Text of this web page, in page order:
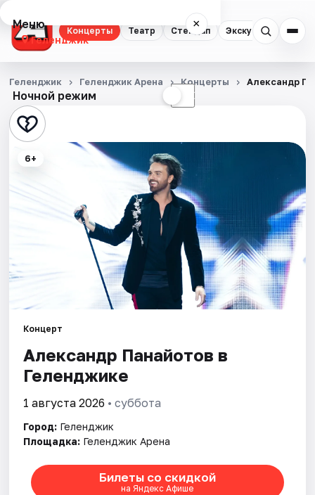
Концерты Театр Стендап Экскурсии
Меню ×
Геленджик
Концерты
Театр
Стендап
Рейтинги
Ночной режим ☾
Геленджик Геленджик Арена Концерты Александр
6+
Концерт
Александр Панайотов в
Геленджике
1 августа 2026 • суббота
Город: Геленджик
Площадка: Геленджик Арена
Билеты со скидкой
на Яндекс Афише